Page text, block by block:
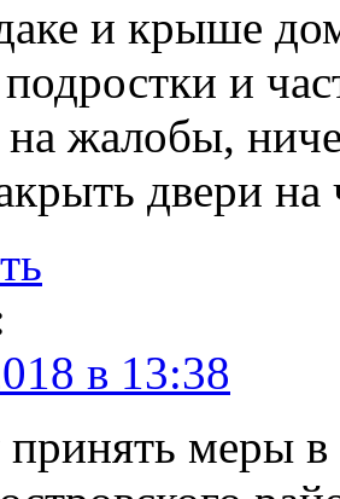
и крыше
и
жалобы,
двери на
в 13:38
меры